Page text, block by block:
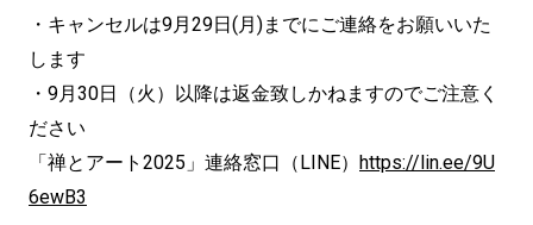
・キャンセルは9月29日(月)までにご連絡をお願いいた
します
・9月30日（火）以降は返金致しかねますのでご注意く
ださい
「禅とアート2025」連絡窓口（LINE）
https://lin.ee/9U
6ewB3